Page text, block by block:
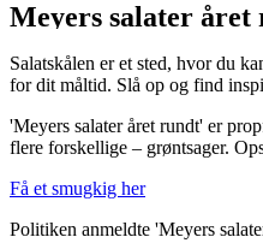
Meyers salater året
Salatskålen er et sted, hvor du
for dit måltid. Slå op og find
'Meyers salater året rundt' er
flere forskellige – grøntsager.
Få et smugkig her
Politiken anmeldte 'Meyers